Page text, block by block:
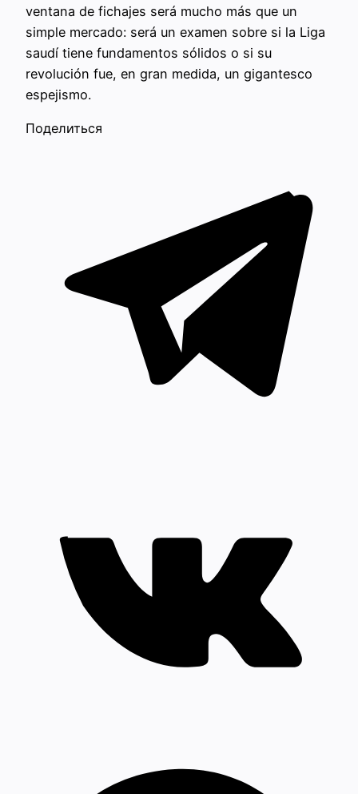
ventana de fichajes será mucho más que un
simple mercado: será un examen sobre si la Liga
saudí tiene fundamentos sólidos o si su
revolución fue, en gran medida, un gigantesco
espejismo.
Поделиться